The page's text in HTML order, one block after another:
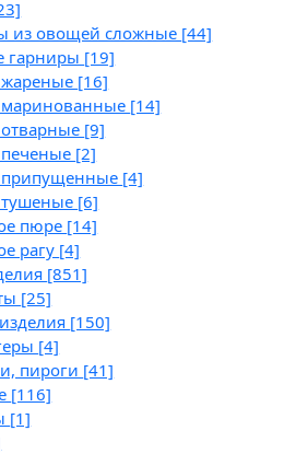
из овощей сложные [44]
гарниры [19]
[16]
[14]
[9]
[2]
[4]
[6]
пюре [14]
рагу [4]
[851]
[25]
[150]
[4]
пироги [41]
[116]
[1]